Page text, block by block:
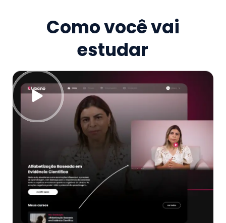
Como você vai
estudar